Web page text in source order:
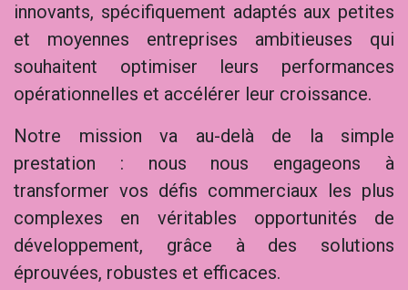
innovants, spécifiquement adaptés aux petites
et moyennes entreprises ambitieuses qui
souhaitent optimiser leurs performances
opérationnelles et accélérer leur croissance.
Notre mission va au-delà de la simple
prestation : nous nous engageons à
transformer vos défis commerciaux les plus
complexes en véritables opportunités de
développement, grâce à des solutions
éprouvées, robustes et efficaces.